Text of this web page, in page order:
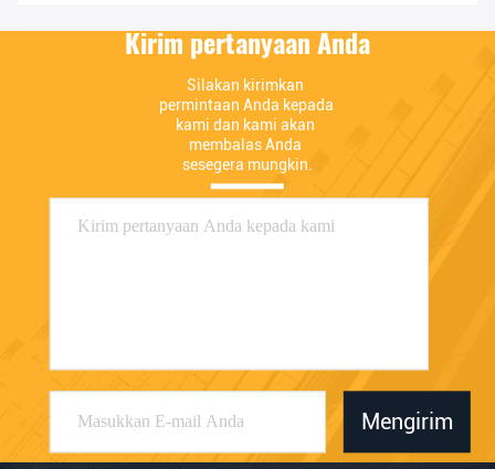
Kirim pertanyaan Anda
Silakan kirimkan
permintaan Anda kepada
kami dan kami akan
membalas Anda
sesegera mungkin.
Mengirim